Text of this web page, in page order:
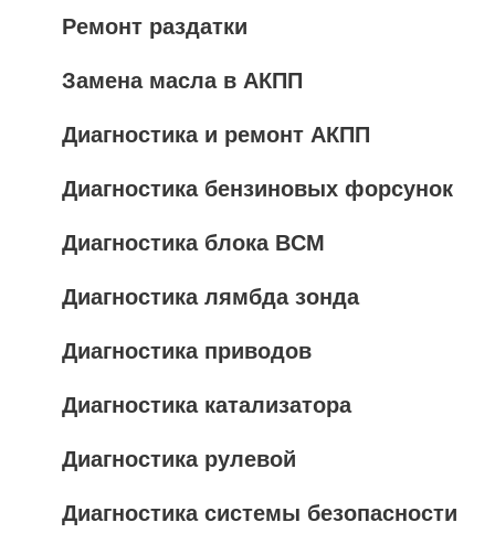
Ремонт раздатки
Замена масла в АКПП
Диагностика и ремонт АКПП
Диагностика бензиновых форсунок
Диагностика блока BCM
Диагностика лямбда зонда
Диагностика приводов
Диагностика катализатора
Диагностика рулевой
Диагностика системы безопасности